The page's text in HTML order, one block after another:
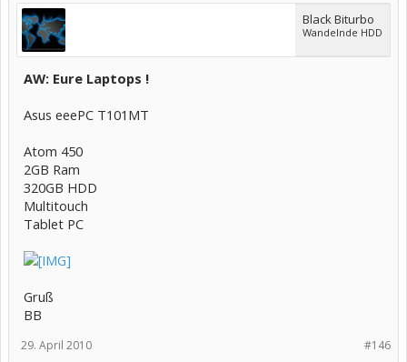
Black Biturbo
Wandelnde HDD
AW: Eure Laptops !
Asus eeePC T101MT
Atom 450
2GB Ram
320GB HDD
Multitouch
Tablet PC
Gruß
BB
#146
29. April 2010